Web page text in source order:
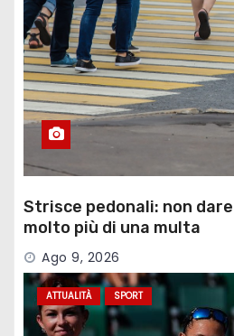
Strisce pedonali: non
molto più di una multa
Ago 9, 2026
ATTUALITÀ SPORT